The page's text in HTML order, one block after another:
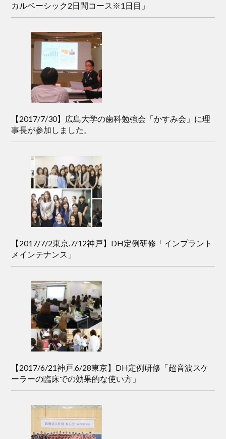
カルベーシック2日間コース※1日目」
【2017/7/30】広島大学の歯科勉強会「かすみ会」に理
事長が参加しました。
【2017/7/2東京.7/12神戸】DH定例研修「インプラント
メインテナンス」
【2017/6/21神戸.6/28東京】DH定例研修「超音波スケ
ーラーの臨床での効果的な使い方」